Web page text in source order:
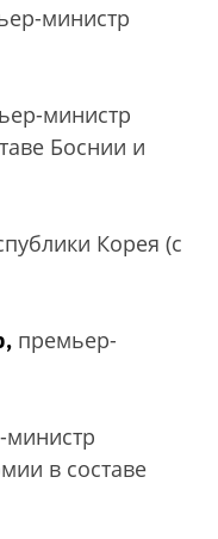
министр
министр
Боснии и
Корея (с
премьер-
в составе